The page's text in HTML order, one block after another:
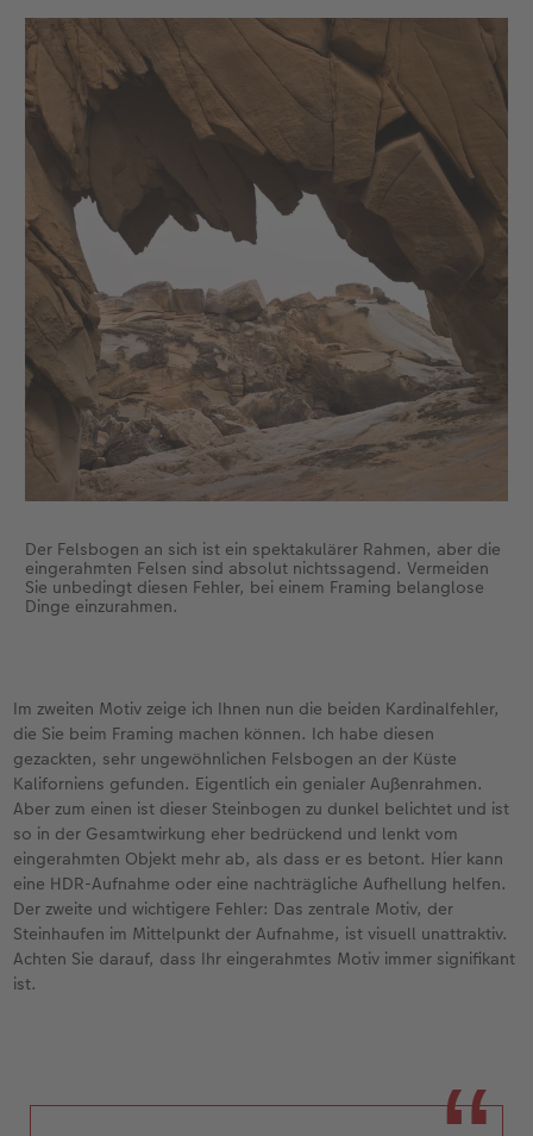
Der Felsbogen an sich ist ein spektakulärer Rahmen, aber die
eingerahmten Felsen sind absolut nichtssagend. Vermeiden
Sie unbedingt diesen Fehler, bei einem Framing belanglose
Dinge einzurahmen.
Im zweiten Motiv zeige ich Ihnen nun die beiden Kardinalfehler,
die Sie beim Framing machen können. Ich habe diesen
gezackten, sehr ungewöhnlichen Felsbogen an der Küste
Kaliforniens gefunden. Eigentlich ein genialer Außenrahmen.
Aber zum einen ist dieser Steinbogen zu dunkel belichtet und ist
so in der Gesamtwirkung eher bedrückend und lenkt vom
eingerahmten Objekt mehr ab, als dass er es betont. Hier kann
eine HDR-Aufnahme oder eine nachträgliche Aufhellung helfen.
Der zweite und wichtigere Fehler: Das zentrale Motiv, der
Steinhaufen im Mittelpunkt der Aufnahme, ist visuell unattraktiv.
Achten Sie darauf, dass Ihr eingerahmtes Motiv immer signifikant
ist.